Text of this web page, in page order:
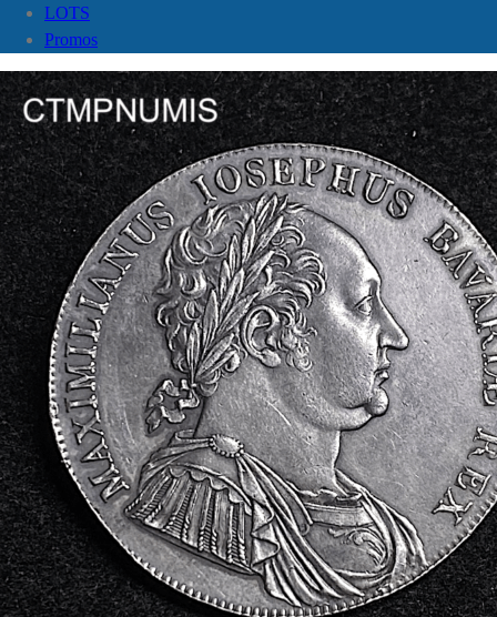
LOTS
Promos